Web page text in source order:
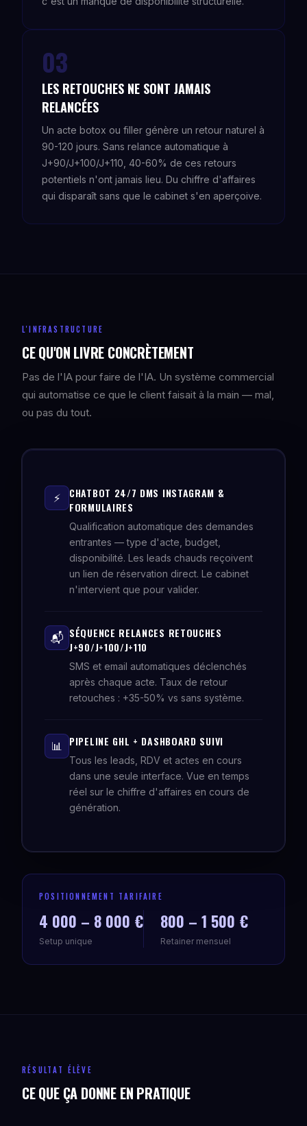
03
LES RETOUCHES NE SONT JAMAIS
RELANCÉES
Un acte botox ou filler génère un retour naturel à
90-120 jours. Sans relance automatique à
J+90/J+100/J+110, 40-60% de ces retours
potentiels n'ont jamais lieu. Du chiffre d'affaires
qui disparaît sans que le cabinet s'en aperçoive.
L'INFRASTRUCTURE
CE QU'ON LIVRE CONCRÈTEMENT
Pas de l'IA pour faire de l'IA. Un système commercial
qui automatise ce que le client faisait à la main — mal,
ou pas du tout.
⚡
CHATBOT 24/7 DMS INSTAGRAM &
FORMULAIRES
Qualification automatique des demandes
entrantes — type d'acte, budget,
disponibilité. Les leads chauds reçoivent
un lien de réservation direct. Le cabinet
n'intervient que pour valider.
📬 SÉQUENCE RELANCES RETOUCHES
J+90/J+100/J+110
SMS et email automatiques déclenchés
après chaque acte. Taux de retour
retouches : +35-50% vs sans système.
📊 PIPELINE GHL + DASHBOARD SUIVI
Tous les leads, RDV et actes en cours
dans une seule interface. Vue en temps
réel sur le chiffre d'affaires en cours de
génération.
POSITIONNEMENT TARIFAIRE
4 000 – 8 000 €
Setup unique
800 – 1 500 €
Retainer mensuel
RÉSULTAT ÉLÈVE
CE QUE ÇA DONNE EN PRATIQUE